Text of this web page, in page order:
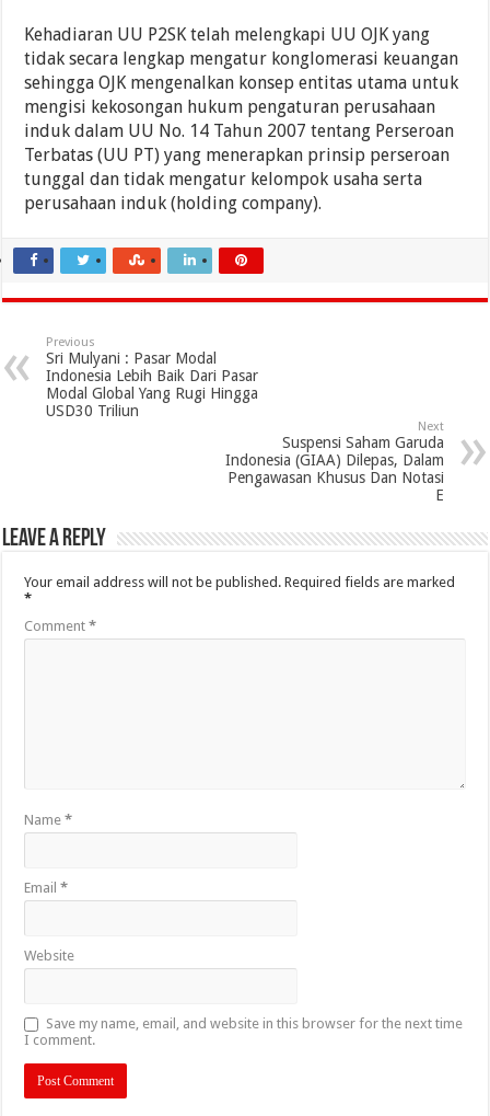
Kehadiaran UU P2SK telah melengkapi UU OJK yang
tidak secara lengkap mengatur konglomerasi keuangan
sehingga OJK mengenalkan konsep entitas utama untuk
mengisi kekosongan hukum pengaturan perusahaan
induk dalam UU No. 14 Tahun 2007 tentang Perseroan
Terbatas (UU PT) yang menerapkan prinsip perseroan
tunggal dan tidak mengatur kelompok usaha serta
perusahaan induk (holding company).
Previous
Sri Mulyani : Pasar Modal
Indonesia Lebih Baik Dari Pasar
Modal Global Yang Rugi Hingga
USD30 Triliun
Next
Suspensi Saham Garuda
Indonesia (GIAA) Dilepas, Dalam
Pengawasan Khusus Dan Notasi
E
Leave a Reply
Your email address will not be published. Required fields are marked
*
Comment*
Name*
Email*
Website
Save my name, email, and website in this browser for the next time
I comment.